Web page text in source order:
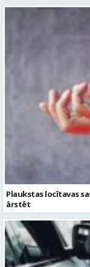
Plaukstas locītavas
ārstēt